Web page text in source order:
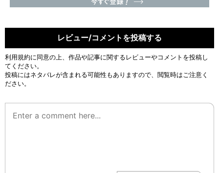
レビュー/コメントを投稿する
利用規約に同意の上、作品や記事に関するレビューやコメントを投稿し
てください。
投稿にはネタバレが含まれる可能性もありますので、閲覧時はご注意く
ださい。